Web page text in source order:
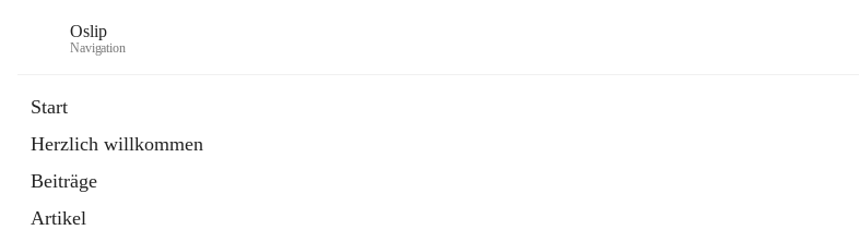
Oslip
Navigation
Start
Herzlich willkommen
Beiträge
Artikel